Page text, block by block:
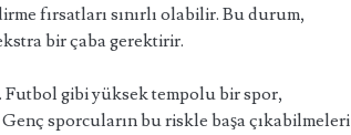
fırsatları sınırlı olabilir. Bu durum,
bir çaba gerektirir.
Futbol gibi yüksek tempolu bir spor,
sporcuların bu riskle başa çıkabilmeleri